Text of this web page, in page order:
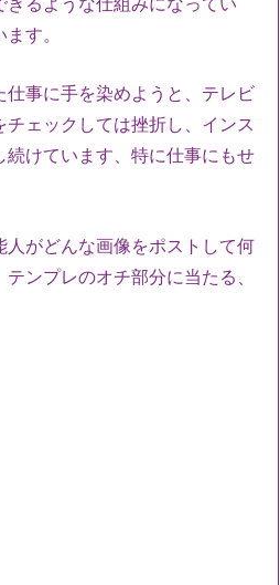
す。
事に手を染めようと、テレビ
ェックしては挫折し、インス
続けています、特に仕事にもせ
がどんな画像をポストして何
ンプレのオチ部分に当たる、